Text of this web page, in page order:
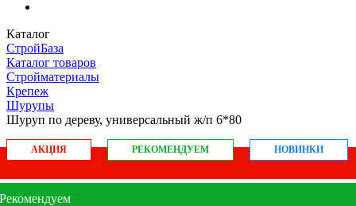
Каталог
СтройБаза
Каталог товаров
Стройматериалы
Крепеж
Шурупы
Шуруп по дереву, универсальный ж/п 6*80
АКЦИЯ РЕКОМЕНДУЕМ НОВИНКИ
Рекомендуем